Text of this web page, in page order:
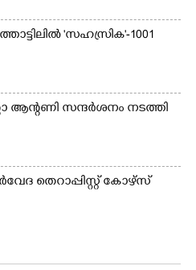
'സഹസ്രിക'-1001
ആന്റണി​ സന്ദർശനം നടത്തി​
തെറാപ്പിസ്റ്റ് കോഴ്സ്